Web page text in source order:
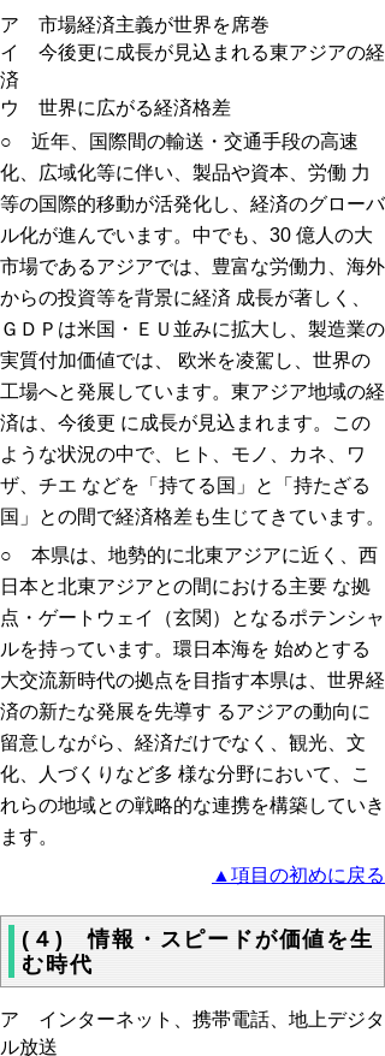
ア 市場経済主義が世界を席巻
イ 今後更に成長が見込まれる東アジアの経
済
ウ 世界に広がる経済格差
○ 近年、国際間の輸送・交通手段の高速
化、広域化等に伴い、製品や資本、労働 力
等の国際的移動が活発化し、経済のグローバ
ル化が進んでいます。中でも、30 億人の大
市場であるアジアでは、豊富な労働力、海外
からの投資等を背景に経済 成長が著しく、
ＧＤＰは米国・ＥＵ並みに拡大し、製造業の
実質付加価値では、 欧米を凌駕し、世界の
工場へと発展しています。東アジア地域の経
済は、今後更 に成長が見込まれます。この
ような状況の中で、ヒト、モノ、カネ、ワ
ザ、チエ などを「持てる国」と「持たざる
国」との間で経済格差も生じてきています。
○ 本県は、地勢的に北東アジアに近く、西
日本と北東アジアとの間における主要 な拠
点・ゲートウェイ（玄関）となるポテンシャ
ルを持っています。環日本海を 始めとする
大交流新時代の拠点を目指す本県は、世界経
済の新たな発展を先導す るアジアの動向に
留意しながら、経済だけでなく、観光、文
化、人づくりなど多 様な分野において、こ
れらの地域との戦略的な連携を構築していき
ます。
▲項目の初めに戻る
(４) 情報・スピードが価値を生
む時代
ア インターネット、携帯電話、地上デジタ
ル放送